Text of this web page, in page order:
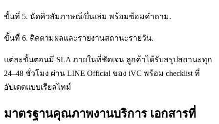
ขั้นที่ 5. นัดคิวสัมภาษณ์/ยื่นเล่ม พร้อมซ้อมคำถาม.
ขั้นที่ 6. ติดตามผลและรายงานสถานะรายวัน.
แต่ละขั้นตอนมี SLA ภายในที่ชัดเจน ลูกค้าได้รับสรุปสถานะทุก
24–48 ชั่วโมง ผ่าน LINE Official ของ iVC พร้อม checklist ที่
อัปเดตแบบเรียลไทม์
มาตรฐานคุณภาพงานบริการ เอกสารที่